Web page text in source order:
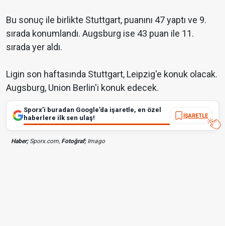
Bu sonuç ile birlikte Stuttgart, puanını 47 yaptı ve 9.
sırada konumlandı. Augsburg ise 43 puan ile 11.
sırada yer aldı.
Ligin son haftasında Stuttgart, Leipzig'e konuk olacak.
Augsburg, Union Berlin'i konuk edecek.
Sporx’i buradan Google’da işaretle, en özel
haberlere ilk sen ulaş!
İŞARETLE
Haber;Sporx.com, Fotoğraf;Imago